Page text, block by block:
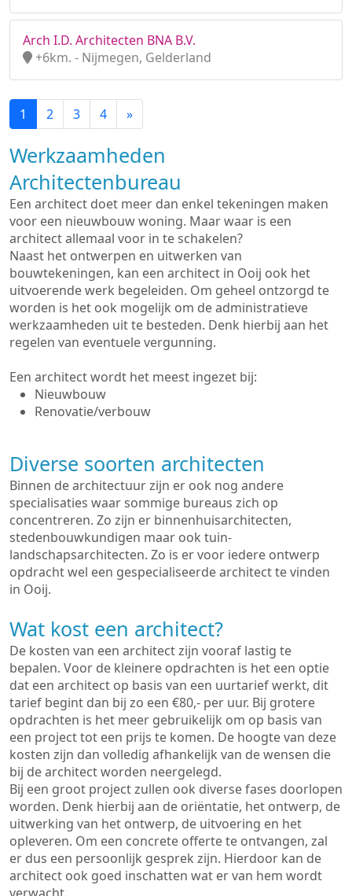
Arch I.D. Architecten BNA B.V.
+6km. - Nijmegen, Gelderland
1 2 3 4 »
Werkzaamheden
Architectenbureau
Een architect doet meer dan enkel tekeningen maken
voor een nieuwbouw woning. Maar waar is een
architect allemaal voor in te schakelen?
Naast het ontwerpen en uitwerken van
bouwtekeningen, kan een architect in Ooij ook het
uitvoerende werk begeleiden. Om geheel ontzorgd te
worden is het ook mogelijk om de administratieve
werkzaamheden uit te besteden. Denk hierbij aan het
regelen van eventuele vergunning.
Een architect wordt het meest ingezet bij:
Nieuwbouw
Renovatie/verbouw
Diverse soorten architecten
Binnen de architectuur zijn er ook nog andere
specialisaties waar sommige bureaus zich op
concentreren. Zo zijn er binnenhuisarchitecten,
stedenbouwkundigen maar ook tuin-
landschapsarchitecten. Zo is er voor iedere ontwerp
opdracht wel een gespecialiseerde architect te vinden
in Ooij.
Wat kost een architect?
De kosten van een architect zijn vooraf lastig te
bepalen. Voor de kleinere opdrachten is het een optie
dat een architect op basis van een uurtarief werkt, dit
tarief begint dan bij zo een €80,- per uur. Bij grotere
opdrachten is het meer gebruikelijk om op basis van
een project tot een prijs te komen. De hoogte van deze
kosten zijn dan volledig afhankelijk van de wensen die
bij de architect worden neergelegd.
Bij een groot project zullen ook diverse fases doorlopen
worden. Denk hierbij aan de oriëntatie, het ontwerp, de
uitwerking van het ontwerp, de uitvoering en het
opleveren. Om een concrete offerte te ontvangen, zal
er dus een persoonlijk gesprek zijn. Hierdoor kan de
architect ook goed inschatten wat er van hem wordt